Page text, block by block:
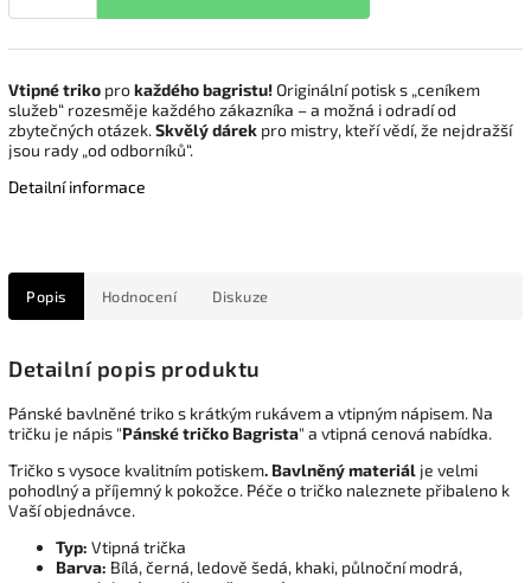
Vtipné triko prokaždého bagristu!Originální potisk s „ceníkem
služeb“ rozesměje každého zákazníka – a možná i odradí od
zbytečných otázek.Skvělý dárek pro mistry, kteří vědí, že nejdražší
jsou rady „od odborníků“.
Detailní informace
Popis Hodnocení Diskuze
Detailní popis produktu
Pánské bavlněné triko s krátkým rukávem a vtipným nápisem. Na
tričku je nápis "Pánské tričko Bagrista" a vtipná cenová nabídka.
Tričko s vysoce kvalitním potiskem. Bavlněný materiál je velmi
pohodlný a příjemný k pokožce. Péče o tričko naleznete přibaleno k
Vaší objednávce.
Typ: Vtipná trička
Barva: Bílá, černá, ledově šedá, khaki, půlnoční modrá,